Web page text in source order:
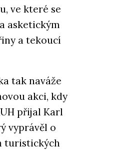
ve které se
asketickým
a tekoucí
tak naváže
akci, kdy
přijal Karl
vyprávěl o
turistických